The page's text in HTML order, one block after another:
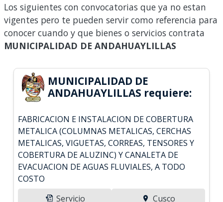
Los siguientes con convocatorias que ya no estan
vigentes pero te pueden servir como referencia para
conocer cuando y que bienes o servicios contrata
MUNICIPALIDAD DE ANDAHUAYLILLAS
MUNICIPALIDAD DE
ANDAHUAYLILLAS requiere:
FABRICACION E INSTALACION DE COBERTURA
METALICA (COLUMNAS METALICAS, CERCHAS
METALICAS, VIGUETAS, CORREAS, TENSORES Y
COBERTURA DE ALUZINC) Y CANALETA DE
EVACUACION DE AGUAS FLUVIALES, A TODO
COSTO
Servicio
Cusco